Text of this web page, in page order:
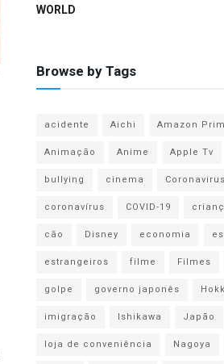
WORLD
Browse by Tags
acidente Aichi
Amazon
Animação
Anime Apple Tv
bullying
cinema
Coronavirus
coronavírus
COVID-19
cão
Disney economia
estrangeiros
filme Filmes
golpe
governo japonês
imigração
Ishikawa Japão
loja de conveniência
Nagoya